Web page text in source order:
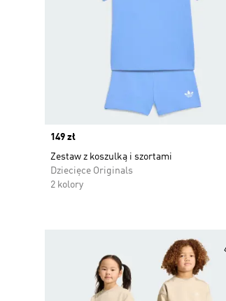
Price
149 zł
Zestaw z koszulką i szortami
Dziecięce Originals
2 kolory